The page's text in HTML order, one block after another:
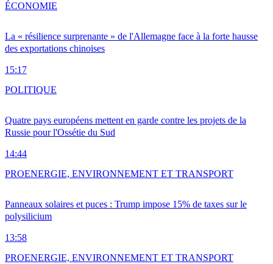
La « résilience surprenante » de l'Allemagne face à la forte hausse
des exportations chinoises
15:17
ÉCONOMIE
Quatre pays européens mettent en garde contre les projets de la
Russie pour l'Ossétie du Sud
14:44
POLITIQUE
Panneaux solaires et puces : Trump impose 15% de taxes sur le
polysilicium
13:58
PROENERGIE, ENVIRONNEMENT ET TRANSPORT
PROENERGIE, ENVIRONNEMENT ET TRANSPORT